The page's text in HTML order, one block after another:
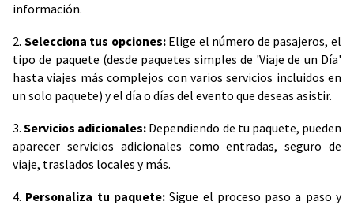
información.
2. Selecciona tus opciones:Elige el número de pasajeros, el
tipo de paquete (desde paquetes simples de 'Viaje de un Día'
hasta viajes más complejos con varios servicios incluidos en
un solo paquete) y el día o días del evento que deseas asistir.
3.Servicios adicionales: Dependiendo de tu paquete, pueden
aparecer servicios adicionales como entradas, seguro de
viaje, traslados locales y más.
4. Personaliza tu paquete:Sigue el proceso paso a paso y